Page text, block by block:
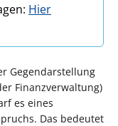
Hier
Gegendarstellung
Finanzverwaltung)
es eines
Das bedeutet